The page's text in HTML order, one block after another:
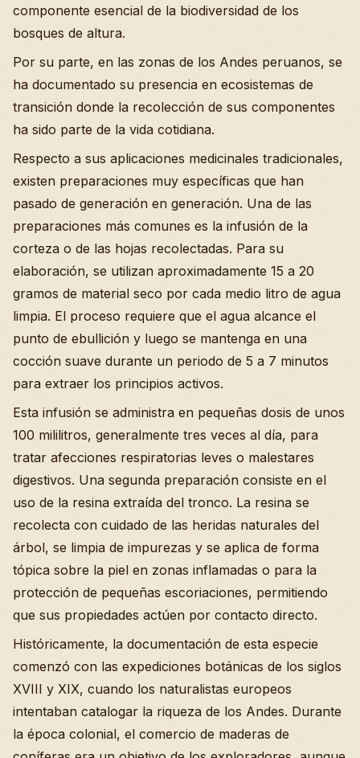
componente esencial de la biodiversidad de los
bosques de altura.
Por su parte, en las zonas de los Andes peruanos, se
ha documentado su presencia en ecosistemas de
transición donde la recolección de sus componentes
ha sido parte de la vida cotidiana.
Respecto a sus aplicaciones medicinales tradicionales,
existen preparaciones muy específicas que han
pasado de generación en generación. Una de las
preparaciones más comunes es la infusión de la
corteza o de las hojas recolectadas. Para su
elaboración, se utilizan aproximadamente 15 a 20
gramos de material seco por cada medio litro de agua
limpia. El proceso requiere que el agua alcance el
punto de ebullición y luego se mantenga en una
cocción suave durante un periodo de 5 a 7 minutos
para extraer los principios activos.
Esta infusión se administra en pequeñas dosis de unos
100 mililitros, generalmente tres veces al día, para
tratar afecciones respiratorias leves o malestares
digestivos. Una segunda preparación consiste en el
uso de la resina extraída del tronco. La resina se
recolecta con cuidado de las heridas naturales del
árbol, se limpia de impurezas y se aplica de forma
tópica sobre la piel en zonas inflamadas o para la
protección de pequeñas escoriaciones, permitiendo
que sus propiedades actúen por contacto directo.
Históricamente, la documentación de esta especie
comenzó con las expediciones botánicas de los siglos
XVIII y XIX, cuando los naturalistas europeos
intentaban catalogar la riqueza de los Andes. Durante
la época colonial, el comercio de maderas de